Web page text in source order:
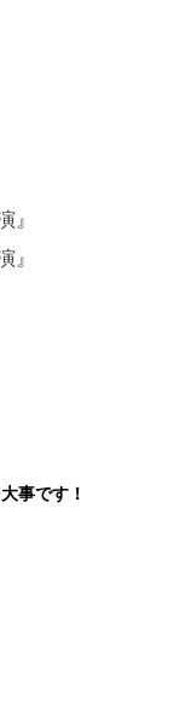
』
』
事です！